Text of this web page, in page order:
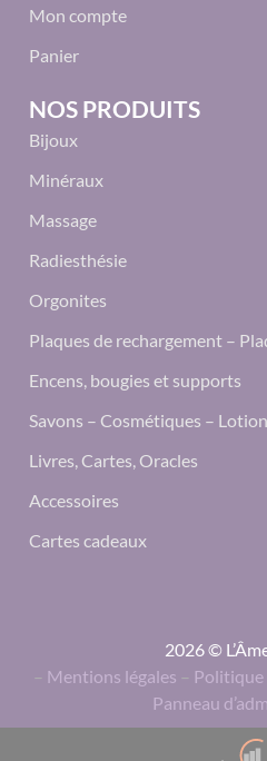
Mon compte
Panier
NOS PRODUITS
Bijoux
Minéraux
Massage
Radiesthésie
Orgonites
Plaques de rechargement –
Encens, bougies et supports
Savons – Cosmétiques –
Livres, Cartes, Oracles
Accessoires
Cartes cadeaux
2026 ©
– Mentions légales –
Panneau